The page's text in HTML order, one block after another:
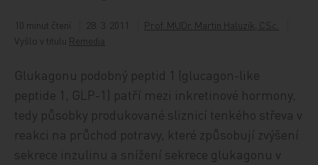
10 minut čtení 28. 3. 2011
Prof. MUDr. Martin Haluzík, CSc.
Vyšlo v titulu Remedia
Glukagonu podobný peptid 1 (glucagon-like
peptide 1, GLP-1) patří mezi inkretinové hormony,
tedy působky produkované sliznicí tenkého střeva v
reakci na průchod potravy, které způsobují zvýšení
sekrece inzulinu a snížení sekrece glukagonu v